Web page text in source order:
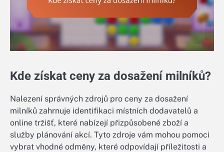
Kde získat ceny za dosažení milníků?
Nalezení správných zdrojů pro ceny za dosažení
milníků zahrnuje identifikaci místních dodavatelů a
online tržišť, které nabízejí přizpůsobené zboží a
služby plánování akcí. Tyto zdroje vám mohou pomoci
vybrat vhodné odměny, které odpovídají příležitosti a